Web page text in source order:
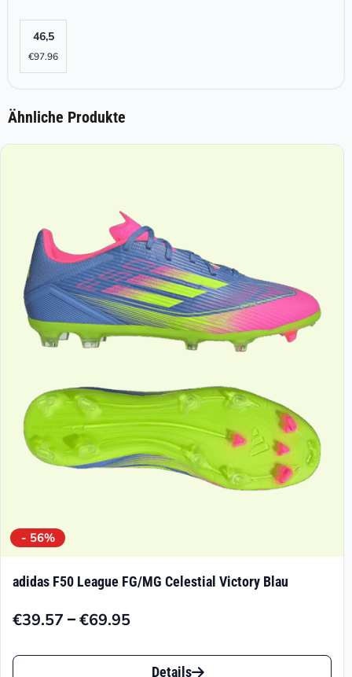
46,5
€97.96
Ähnliche Produkte
- 56%
adidas F50 League FG/MG Celestial Victory Blau
€39.57 –€69.95
Preisspanne:
Dieses
Details